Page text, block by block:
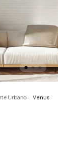
Urbano Venus